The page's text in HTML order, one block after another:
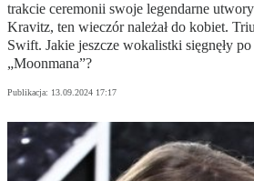
trakcie ceremonii swoje legendarne
Kravitz, ten wieczór należał do kobiet.
Swift. Jakie jeszcze wokalistki sięgnęły
„Moonmana”?
Publikacja: 13.09.2024 17:17